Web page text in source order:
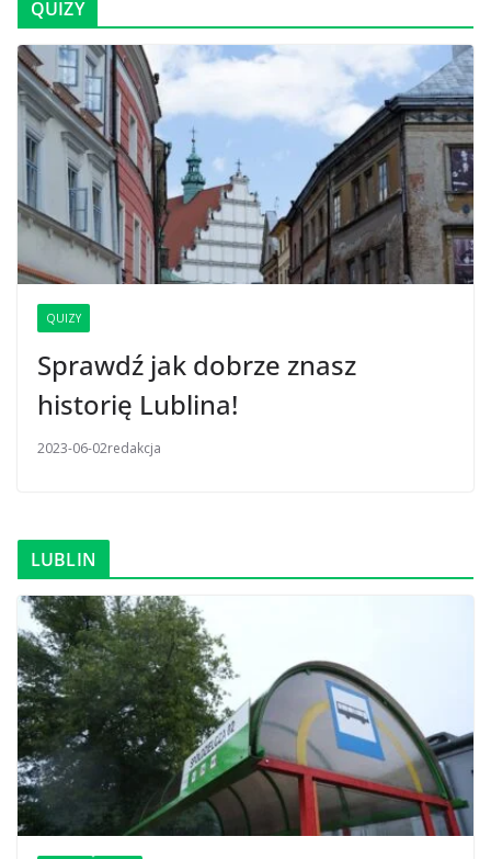
QUIZY
QUIZY
Sprawdź jak dobrze znasz
historię Lublina!
2023-06-02redakcja
LUBLIN